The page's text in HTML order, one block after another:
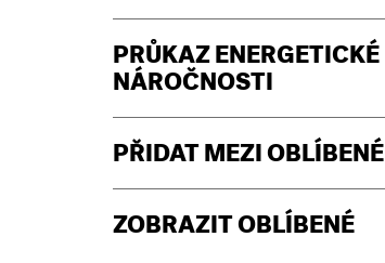
PRŮKAZ ENERGETICKÉ
NÁROČNOSTI
PŘIDAT MEZI OBLÍBENÉ
ZOBRAZIT OBLÍBENÉ